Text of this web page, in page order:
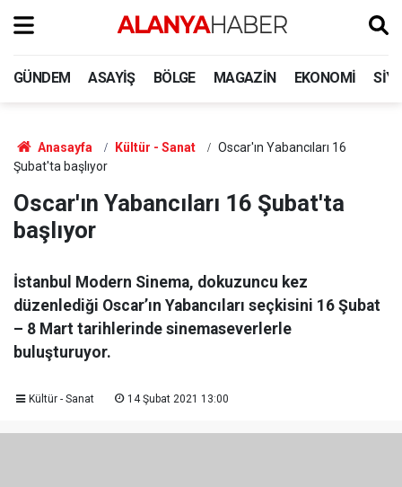
GÜNDEM ASAYIŞ BÖLGE MAGAZIN EKONOMI
Anasayfa Kültür - Sanat
Oscar'ın Yabancıları 16
Şubat'ta başlıyor
Oscar'ın Yabancıları 16 Şubat'ta
başlıyor
İstanbul Modern Sinema, dokuzuncu kez
düzenlediği Oscar’ın Yabancıları seçkisini 16 Şubat
– 8 Mart tarihlerinde sinemaseverlerle
buluşturuyor.
Kültür - Sanat 14 Şubat 2021 13:00